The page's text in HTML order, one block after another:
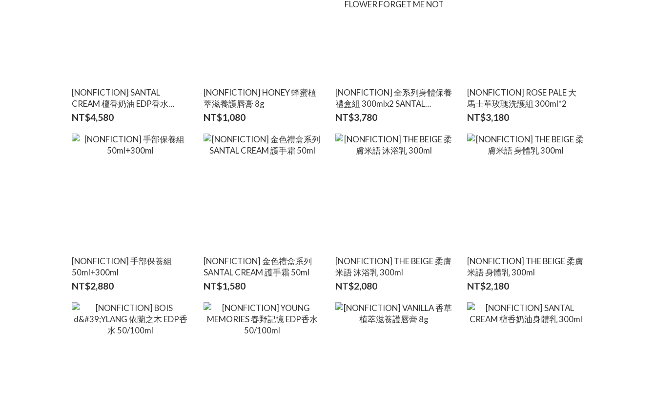
[NONFICTION] SANTAL
CREAM 檀香奶油 EDP香水
50/100ml
NT$4,580
[NONFICTION] HONEY 蜂蜜植
萃滋養護唇膏 8g
NT$1,080
[NONFICTION] 全系列身體保養
禮盒組 300mlx2 SANTAL
CREAM GENTLE NIGHT GAIAC
FLOWER FORGET ME NOT
NT$3,780
[NONFICTION] ROSE PALE 大
馬士革玫瑰洗護組 300ml*2
NT$3,180
[NONFICTION] 手部保養組
50ml+300ml
NT$2,880
[NONFICTION] 金色禮盒系列
SANTAL CREAM 護手霜 50ml
NT$1,580
[NONFICTION] THE BEIGE 柔膚
米語 沐浴乳 300ml
NT$2,080
[NONFICTION] THE BEIGE 柔膚
米語 身體乳 300ml
NT$2,180